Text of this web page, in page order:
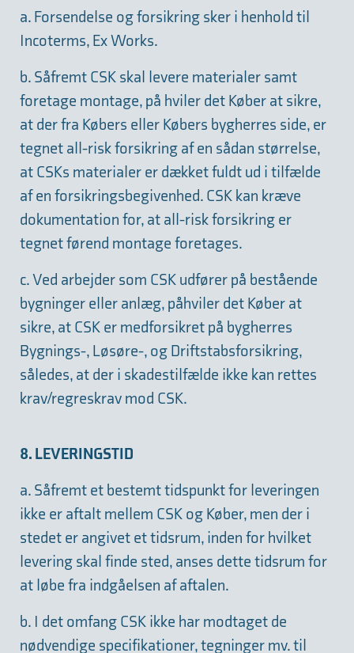
a. Forsendelse og forsikring sker i henhold til
Incoterms, Ex Works.
b. Såfremt CSK skal levere materialer samt
foretage montage, på hviler det Køber at sikre,
at der fra Købers eller Købers bygherres side, er
tegnet all-risk forsikring af en sådan størrelse,
at CSKs materialer er dækket fuldt ud i tilfælde
af en forsikringsbegivenhed. CSK kan kræve
dokumentation for, at all-risk forsikring er
tegnet førend montage foretages.
c. Ved arbejder som CSK udfører på bestående
bygninger eller anlæg, påhviler det Køber at
sikre, at CSK er medforsikret på bygherres
Bygnings-, Løsøre-, og Driftstabsforsikring,
således, at der i skadestilfælde ikke kan rettes
krav/regreskrav mod CSK.
8. LEVERINGSTID
a. Såfremt et bestemt tidspunkt for leveringen
ikke er aftalt mellem CSK og Køber, men der i
stedet er angivet et tidsrum, inden for hvilket
levering skal finde sted, anses dette tidsrum for
at løbe fra indgåelsen af aftalen.
b. I det omfang CSK ikke har modtaget de
nødvendige specifikationer, tegninger mv. til